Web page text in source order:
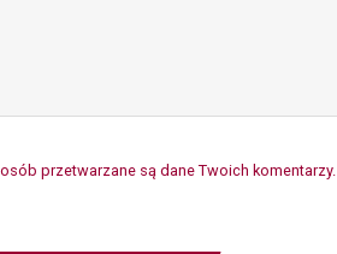
przetwarzane są dane Twoich komentarzy.